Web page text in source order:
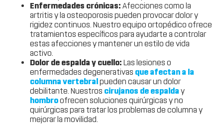
Enfermedades crónicas: Afecciones como la
artritis y la osteoporosis pueden provocar dolor y
rigidez continuos. Nuestro equipo ortopédico ofrece
tratamientos específicos para ayudarte a controlar
estas afecciones y mantener un estilo de vida
activo.
Dolor de espalda y cuello: Las lesiones o
enfermedades degenerativas que afectan a la
columna vertebralpueden causar un dolor
debilitante. Nuestros cirujanos de espalda y
hombroofrecen soluciones quirúrgicas y no
quirúrgicas para tratar los problemas de columna y
mejorar la movilidad.